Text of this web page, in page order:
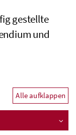
gestellte
und
Alle aufklappen